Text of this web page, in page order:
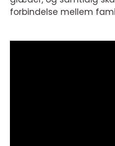
forbindelse mellem